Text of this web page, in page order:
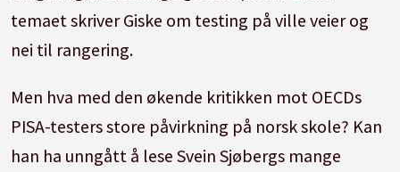
temaet skriver Giske om testing på ville veier og
nei til rangering.
Men hva med den økende kritikken mot OECDs
PISA-testers store påvirkning på norsk skole? Kan
han ha unngått å lese Svein Sjøbergs mange